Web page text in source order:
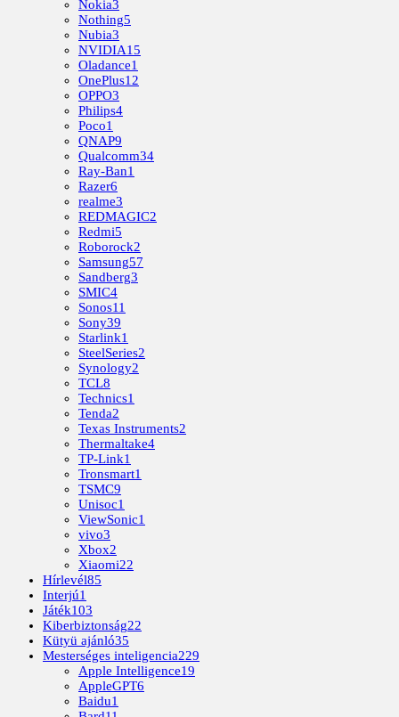
Nokia3
Nothing5
Nubia3
NVIDIA15
Oladance1
OnePlus12
OPPO3
Philips4
Poco1
QNAP9
Qualcomm34
Ray-Ban1
Razer6
realme3
REDMAGIC2
Redmi5
Roborock2
Samsung57
Sandberg3
SMIC4
Sonos11
Sony39
Starlink1
SteelSeries2
Synology2
TCL8
Technics1
Tenda2
Texas Instruments2
Thermaltake4
TP-Link1
Tronsmart1
TSMC9
Unisoc1
ViewSonic1
vivo3
Xbox2
Xiaomi22
Hírlevél85
Interjú1
Játék103
Kiberbiztonság22
Kütyü ajánló35
Mesterséges inteligencia229
Apple Intelligence19
AppleGPT6
Baidu1